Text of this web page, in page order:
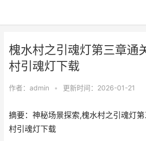
槐水村之引魂灯第三章通
村引魂灯下载
作者： admin • 更新时间：2026-01-21
摘要：神秘场景探索,槐水村之引魂灯
村引魂灯下载